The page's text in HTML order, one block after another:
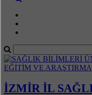
İZMİR İL